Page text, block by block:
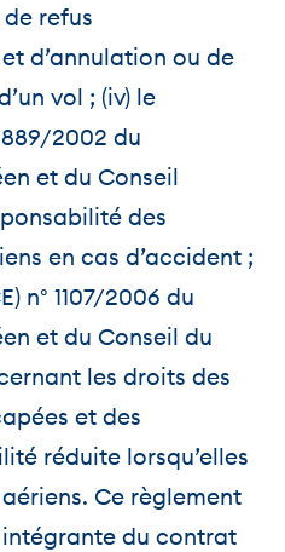
refus
d’annulation ou de
vol ; (iv) le
889/2002 du
et du Conseil
des
en cas d’accident ;
n° 1107/2006 du
et du Conseil du
les droits des
et des
réduite lorsqu’elles
Ce règlement
du contrat